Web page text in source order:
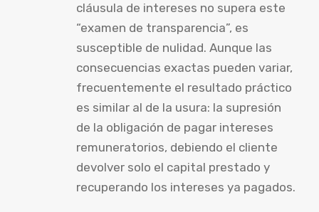
cláusula de intereses no supera este
“examen de transparencia”, es
susceptible de nulidad. Aunque las
consecuencias exactas pueden variar,
frecuentemente el resultado práctico
es similar al de la usura: la supresión
de la obligación de pagar intereses
remuneratorios, debiendo el cliente
devolver solo el capital prestado y
recuperando los intereses ya pagados.